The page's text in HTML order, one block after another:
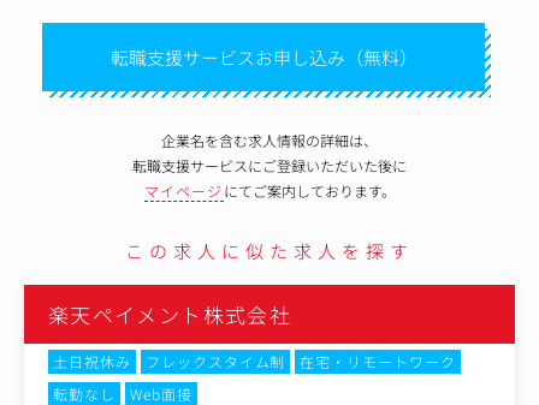
転職支援サービスお申し込み（無料）
企業名を含む求人情報の詳細は、
転職支援サービスにご登録いただいた後に
マイページ にてご案内しております。
この求人に似た求人を探す
楽天ペイメント株式会社
土日祝休み フレックスタイム制
在宅・リモートワーク
転勤なし
Web面接